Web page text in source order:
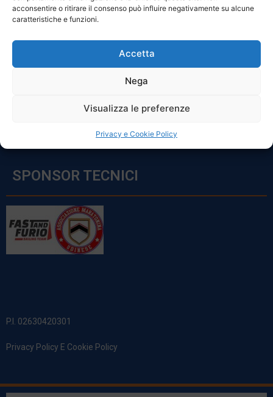
acconsentire o ritirare il consenso può influire negativamente su alcune
caratteristiche e funzioni.
Accetta
Nega
Visualizza le preferenze
Privacy e Cookie Policy
ORARI
Sabato: 8:00 – 12:00
SPONSOR TECNICI
P.I. 02630420301
Privacy Policy E Cookie Policy